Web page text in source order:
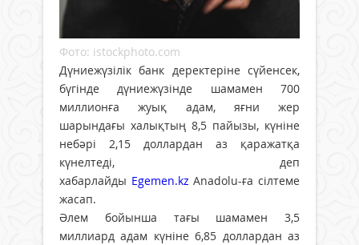
Фото: istockphoto.com
Дүниежүзілік банк деректеріне сүйенсек,
бүгінде дүниежүзінде шамамен 700
миллионға жуық адам, яғни жер
шарындағы халықтың 8,5 пайызы, күніне
небәрі 2,15 доллардан аз қаражатқа
күнелтеді, деп
хабарлайды Egemen.kz Anadolu-ға сілтеме
жасап.
Әлем бойынша тағы шамамен 3,5
миллиард адам күніне 6,85 доллардан аз